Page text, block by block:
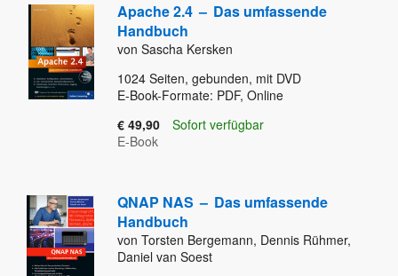
Apache 2.4 – Das umfassende
Handbuch
von Sascha Kersken
1024 Seiten, gebunden, mit DVD
E-Book-Formate: PDF, Online
€ 49,90
Sofort verfügbar
E-Book
QNAP NAS – Das umfassende
Handbuch
von Torsten Bergemann, Dennis Rühmer,
Daniel van Soest